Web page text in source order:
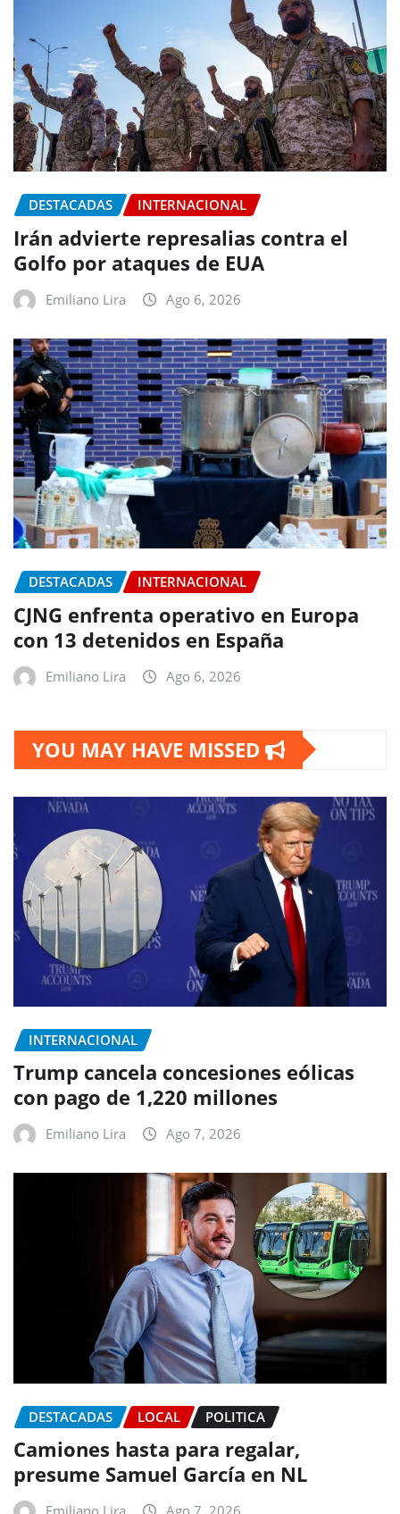
DESTACADAS INTERNACIONAL
Irán advierte represalias contra el
Golfo por ataques de EUA
Emiliano Lira Ago 6, 2026
DESTACADAS INTERNACIONAL
CJNG enfrenta operativo en Europa
con 13 detenidos en España
Emiliano Lira Ago 6, 2026
YOU MAY HAVE MISSED
INTERNACIONAL
Trump cancela concesiones eólicas
con pago de 1,220 millones
Emiliano Lira Ago 7, 2026
DESTACADAS LOCAL POLITICA
Camiones hasta para regalar,
presume Samuel García en NL